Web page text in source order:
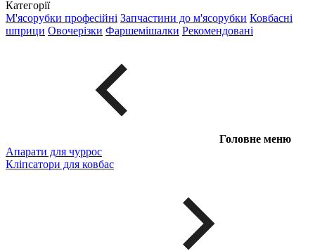
Категорії
М'ясорубки професійні Запчастини до м'ясорубки Ковбасні
шприци Овочерізки Фаршемішалки Рекомендовані
Головне меню
Апарати для чуррос
Кліпсатори для ковбас